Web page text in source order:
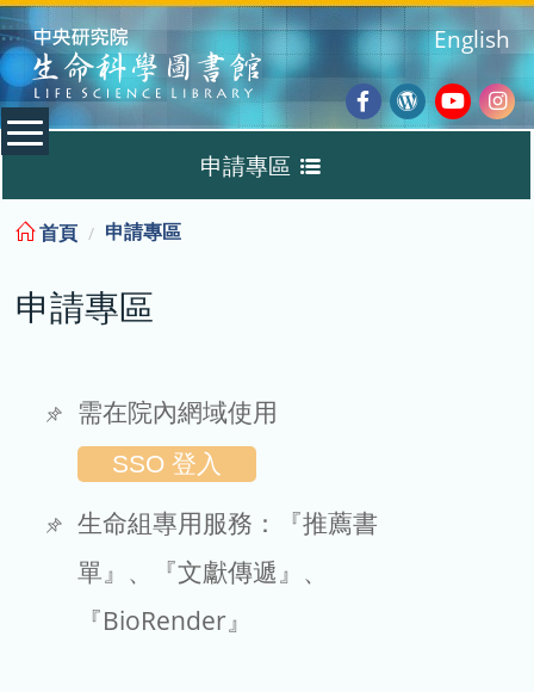
:::
Facebook
Wordpress
English
申請專區
首頁 申請專區
申請專區
需在院內網域使用
SSO 登入
生命組專用服務：『推薦書
單』、『文獻傳遞』、
『BioRender』